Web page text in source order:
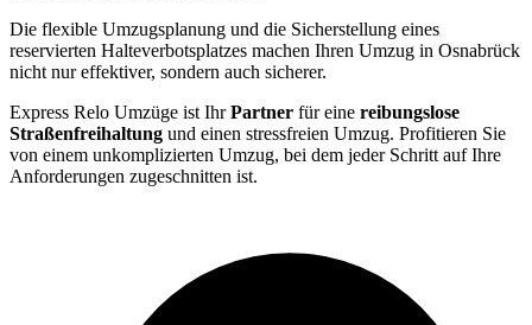
Die flexible Umzugsplanung und die Sicherstellung eines
reservierten Halteverbotsplatzes machen Ihren Umzug in Osnabrück
nicht nur effektiver, sondern auch sicherer.
Express Relo Umzüge ist IhrPartner für eine reibungslose
Straßenfreihaltung und einen stressfreien Umzug. Profitieren Sie
von einem unkomplizierten Umzug, bei dem jeder Schritt auf Ihre
Anforderungen zugeschnitten ist.